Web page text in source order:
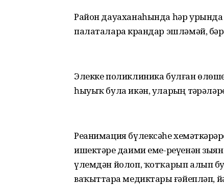
Район дауаханаһында һәр
палаталарҙа крандар эшләмәй,
Элекке поликлиника булған
һыуыҡ була икән, уларҙың
Реанимация бүлексәһе
ишектәрҙе даими еме-реүенән
үлемдән йолоп, ҡотҡарып алып
ваҡыттарҙа медиктарҙы ғәйепләп,